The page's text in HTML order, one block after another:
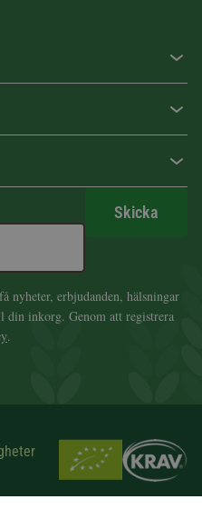
Skicka
nyheter, erbjudanden, hälsningar
din inkorg. Genom att registrera
.